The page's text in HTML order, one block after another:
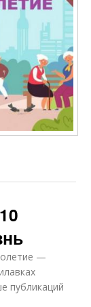
—
публикаций